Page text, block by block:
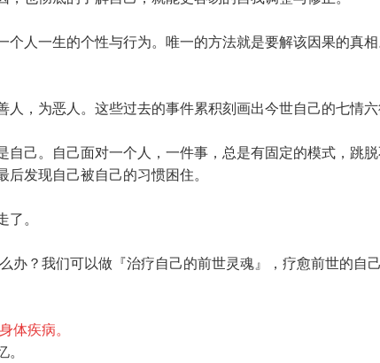
人一生的个性与行为。唯一的方法就是要解该因果的真
，为恶人。这些过去的事件累积刻画出今世自己的七情六
己。自己面对一个人，一件事，总是有固定的模式，跳
发现自己被自己的习惯困住。
。
办？我们可以做『治疗自己的前世灵魂 』，疗愈前世的自
体疾病。